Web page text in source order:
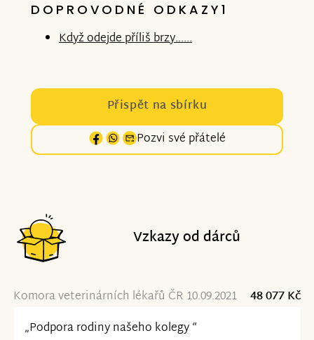
DOPROVODNÉ ODKAZY1
Když odejde příliš brzy......
Přispět na sbírku
Pozvi své přátelé
Vzkazy od dárců
Komora veterinárních lékařů ČR 10.09.2021
48 077 Kč
„Podpora rodiny našeho kolegy “